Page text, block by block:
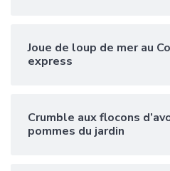
Joue de loup de mer au
express
Crumble aux flocons
pommes du jardin